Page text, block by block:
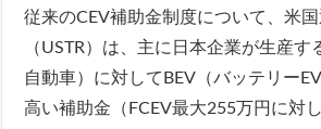
従来のCEV補助金制度について、米
（USTR）は、主に日本企業が生産す
自動車）に対してBEV（バッテリー
高い補助金（FCEV最大255万円に対